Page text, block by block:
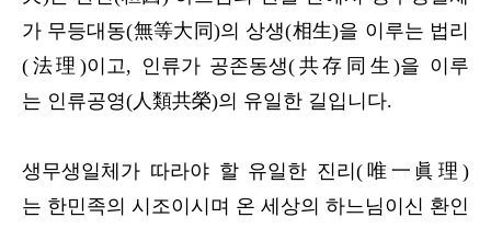
가 무등대동(無等大同)의 상생(相生)을 이루는 법리
(法理)이고, 인류가 공존동생(共存同生)을 이루
는 인류공영(人類共榮)의 유일한 길입니다.
생무생일체가 따라야 할 유일한 진리(唯一眞理)
는 한민족의 시조이시며 온 세상의 하느님이신 환인